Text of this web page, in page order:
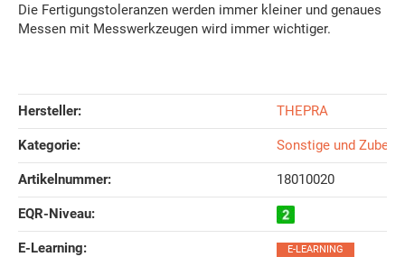
Die Fertigungstoleranzen werden immer kleiner und genaues
Messen mit Messwerkzeugen wird immer wichtiger.
Hersteller: THEPRA
Kategorie: Sonstige und
Artikelnummer: 18010020
EQR-Niveau‍:
E-Learning‍: E-LEARNING